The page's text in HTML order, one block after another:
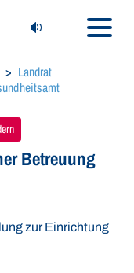
Seite vorlesen
Landrat
Betreuung
zur Einrichtung